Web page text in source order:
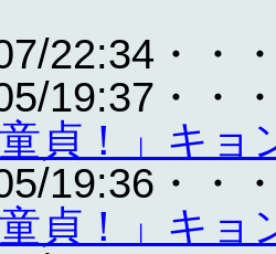
22:34・・
19:37・・
貞！」キョ
19:36・・
貞！」キョ